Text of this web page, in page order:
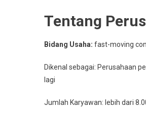
Tentang
Bidang Usaha: fast-moving
Dikenal sebagai: Perusahaan
lagi
Jumlah Karyawan: lebih dari